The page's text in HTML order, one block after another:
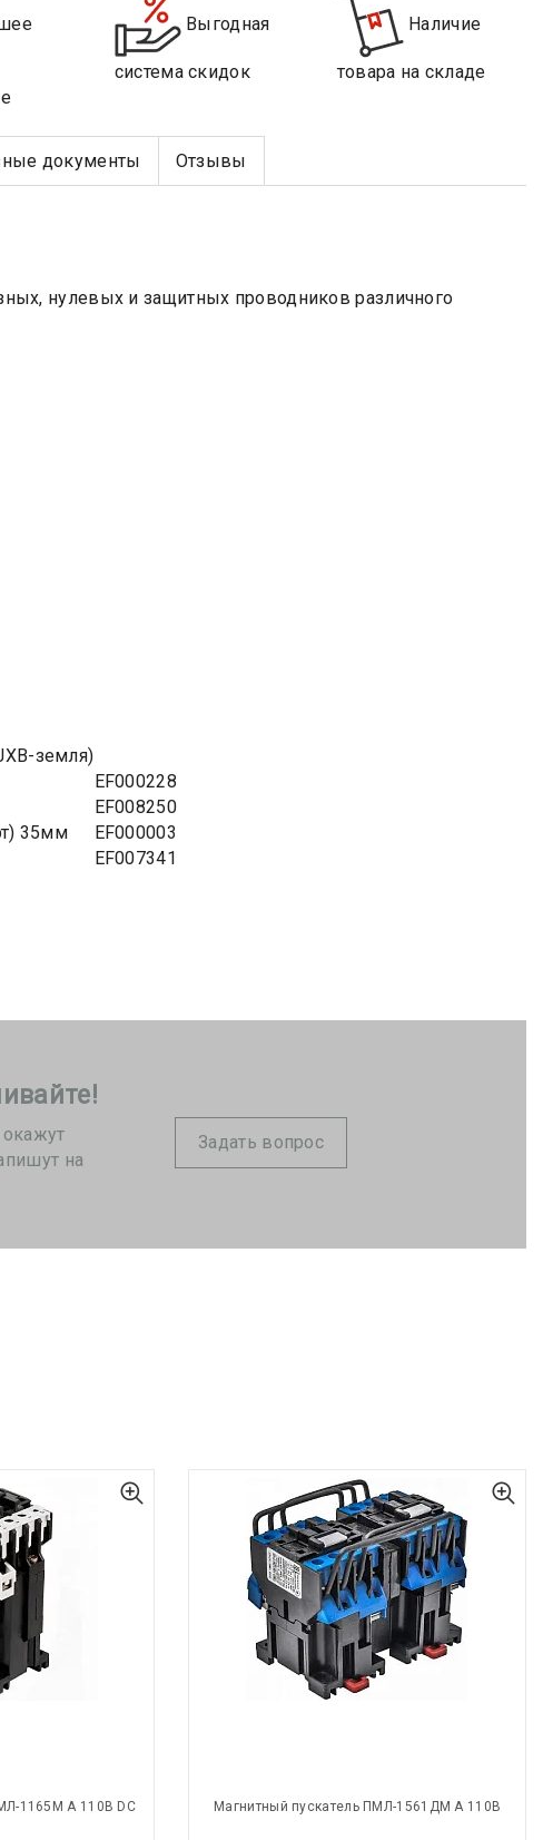
Выгодная
система скидок
Наличие
товара на складе
документы Отзывы
нулевых и защитных проводников различного
земля)
EF000228
EF008250
35мм
EF000003
EF007341
на
Задать вопрос
1165М А 110В DC Магнитный пускатель ПМЛ-1561ДМ А 110В